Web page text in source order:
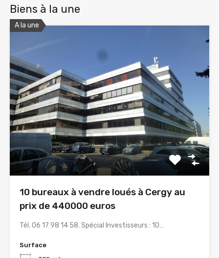
Biens à la une
A la une
10 bureaux à vendre loués à Cergy au
prix de 440000 euros
Tél. 06 17 98 14 58. Spécial Investisseurs : 10…
Surface